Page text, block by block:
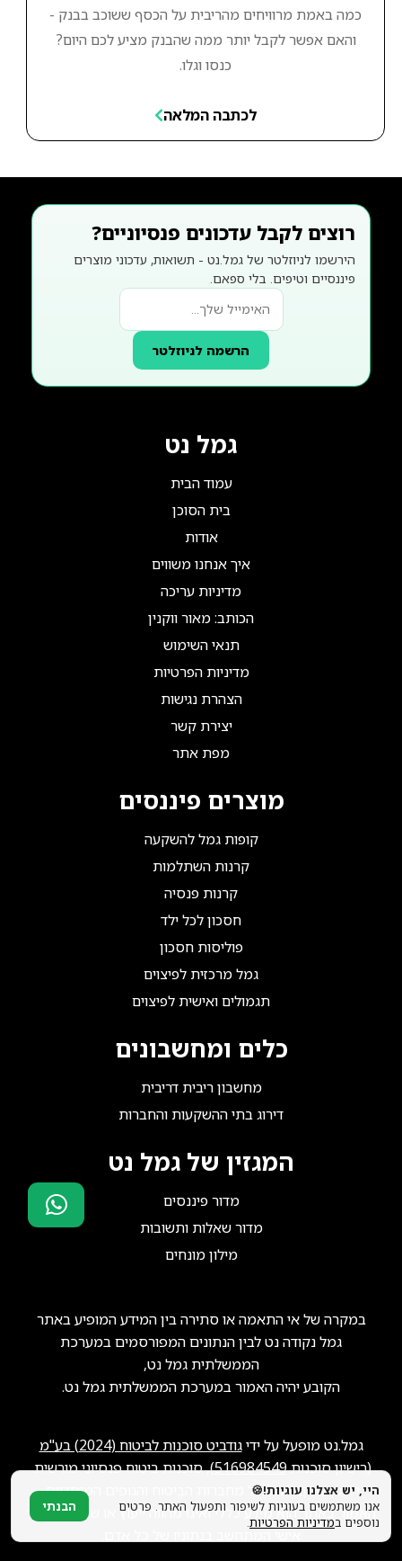
כמה באמת מרוויחים מהריבית על הכסף ששוכב בבנק -
והאם אפשר לקבל יותר ממה שהבנק מציע לכם היום?
כנסו וגלו.
לכתבה המלאה
רוצים לקבל עדכונים פנסיוניים?
הירשמו לניוזלטר של גמל.נט - תשואות, עדכוני מוצרים
פיננסיים וטיפים. בלי ספאם.
הרשמה לניוזלטר
גמל נט
עמוד הבית
בית הסוכן
אודות
איך אנחנו משווים
מדיניות עריכה
הכותב: מאור ווקנין
תנאי השימוש
מדיניות הפרטיות
הצהרת נגישות
יצירת קשר
מפת אתר
מוצרים פיננסים
קופות גמל להשקעה
קרנות השתלמות
קרנות פנסיה
חסכון לכל ילד
פוליסות חסכון
גמל מרכזית לפיצוים
תגמולים ואישית לפיצוים
כלים ומחשבונים
מחשבון ריבית דריבית
דירוג בתי ההשקעות והחברות
המגזין של גמל נט
מדור פיננסים
מדור שאלות ותשובות
מילון מונחים
במקרה של אי התאמה או סתירה בין המידע המופיע באתר
גמל נקודה נט לבין הנתונים המפורסמים במערכת
הממשלתית גמל נט,
הקובע יהיה האמור במערכת הממשלתית גמל נט.
גמל.נט מופעל על ידיגודביט סוכנות לביטוח (2024) בע"מ
(רישיון סוכנות516984549), סוכנות ביטוח פנסיוני מורשית.
ייתכן שנקבל תגמול מחברות הביטוח והגופים המוסדיים.
האמור באתר הוא מידע כללי ואינו מהווה ייעוץ או שיווק פנסיוני
אישי המתחשב בנתוניו של כל אדם.
היי, יש אצלנו עוגיות!🍪
אנו משתמשים בעוגיות לשיפור ותפעול האתר. פרטים
נוספים במדיניות הפרטיות.
הבנתי